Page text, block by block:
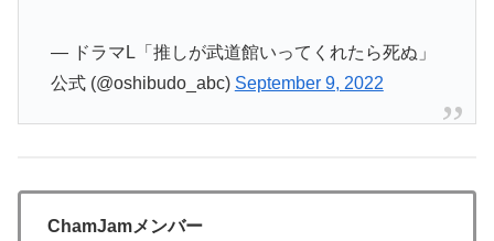
— ドラマL「推しが武道館いってくれたら死ぬ」
公式 (@oshibudo_abc) September 9, 2022
ChamJamメンバー